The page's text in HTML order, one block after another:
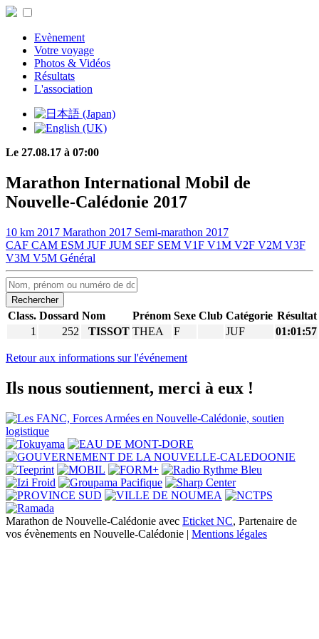
Evènement
Votre voyage
Photos & Vidéos
Résultats
L'association
Le 27.08.17 à 07:00
Marathon International Mobil de
Nouvelle-Calédonie 2017
10 km 2017 Marathon 2017 Semi-marathon 2017
CAF CAM ESM JUF JUM SEF SEM V1F V1M V2F V2M V3F
V3M V5M Général
Rechercher
Class. Dossard Nom Prénom Sexe Club Catégorie Résultat
1
252 TISSOT THEA F JUF 01:01:57
Retour aux informations sur l'événement
Ils nous soutiennent, merci à eux !
Marathon de Nouvelle-Calédonie avec Eticket NC, Partenaire de
vos évènements en Nouvelle-Calédonie | Mentions légales